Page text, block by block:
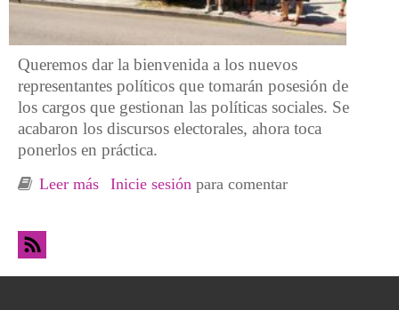
Queremos dar la bienvenida a los nuevos
representantes políticos que tomarán posesión de
los cargos que gestionan las políticas sociales. Se
acabaron los discursos electorales, ahora toca
ponerlos en práctica.
Leer más sobre Concentración Santander. Yo le pido al
Inicie sesión para comentar